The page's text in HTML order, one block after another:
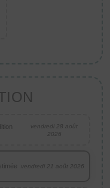
vendredi 28 août
2026
:vendredi 21 août 2026